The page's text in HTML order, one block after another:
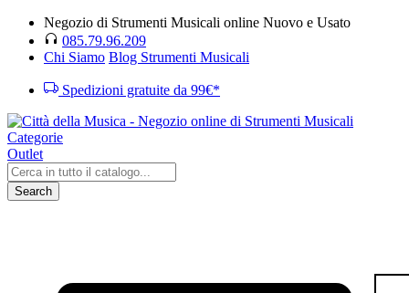
Negozio di Strumenti Musicali online Nuovo e Usato
085.79.96.209
Chi Siamo Blog Strumenti Musicali
Spedizioni gratuite da 99€*
Categorie
Outlet
Search